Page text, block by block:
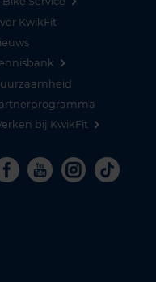
KwikFit
bij KwikFit
Facebook
Youtube